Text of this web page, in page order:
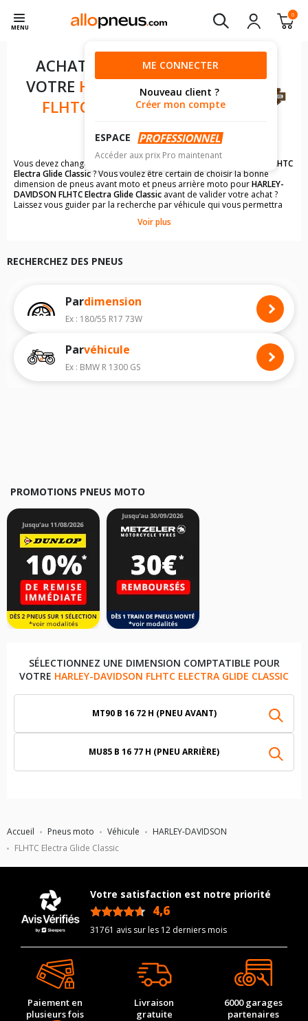
MENU
0
ME CONNECTER
Nouveau client ?
Créer mon compte
ESPACE
Accéder aux prix Pro maintenant
Accueil Pneus moto Véhicule
HARLEY-DAVIDSON
FLHTC Electra Glide Classic
ACHAT DE PNEUS POUR
VOTRE HARLEY-DAVIDSON
FLHTC ELECTRA GLIDE
CLASSIC
Vous devez changer les pneus moto de votre
HARLEY-DAVIDSON FLHTC
Electra Glide Classic? Vous voulez être certain de choisir la bonne
dimension de pneus avant moto et pneus arrière moto pourHARLEY-
DAVIDSON FLHTC Electra Glide Classic avant de valider votre achat ?
Laissez vous guider par la recherche par véhicule qui vous permettra
pneumatiques. Grâce à la recherche simplifiée pour les motos
DAVIDSON FLHTC Electra Glide Classic
Vous ne savez pas comment trouver les dimensions de vos pneus ? Ces
informations sont indiquées sur le flanc des pneumatiques, dans le
carnet de bord de la moto ainsi que sur l'étiquette collée sur la moto.
pneus arrière moto grâce à notre moteur de recherche par véhicule,
simplement et facilement.
Nous recommandons de toujours monter des pneus moto avec les
Voir plus
RECHERCHEZ DES PNEUS
Pardimension
Ex : 180/55 R17 73W
Parvéhicule
Ex : BMW R 1300 GS
PROMOTIONS PNEUS MOTO
SÉLECTIONNEZ UNE DIMENSION COMPTATIBLE POUR
VOTRE HARLEY-DAVIDSON FLHTC ELECTRA GLIDE CLASSIC
MT90 B 16 72 H (PNEU AVANT)
MU85 B 16 77 H (PNEU ARRIÈRE)
Votre satisfaction est notre priorité
4,6
31761 avis sur les 12 derniers mois
Paiement en
plusieurs fois
Livraison
gratuite
6000 garages
partenaires